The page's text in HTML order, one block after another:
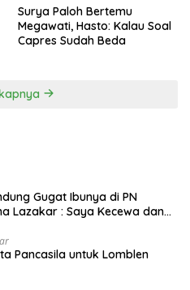
Surya Paloh Bertemu
Megawati, Hasto: Kalau Soal
Capres Sudah Beda
Gugat Ibunya di PN
Lazakar : Saya Kecewa dan
Pancasila untuk Lomblen